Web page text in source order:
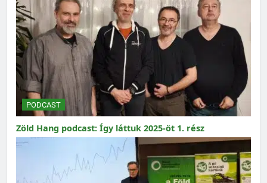
PODCAST
Zöld Hang podcast: Így láttuk 2025-öt 1. rész